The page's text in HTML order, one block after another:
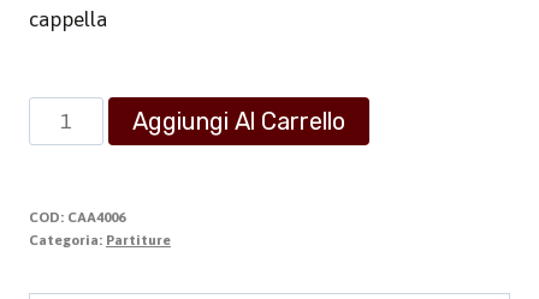
cappella
Polyphonia
-
06
quantità
Aggiungi Al Carrello
COD: CAA4006
Categoria: Partiture